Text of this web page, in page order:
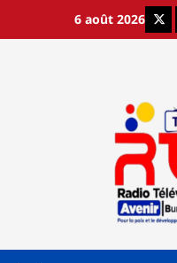
6 août 2026 X